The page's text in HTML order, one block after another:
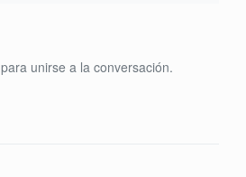
para unirse a la conversación.